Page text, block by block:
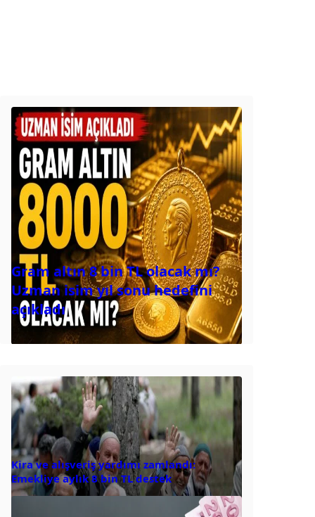
Gram altın 8 bin TL olacak mı?
Uzman isim yıl sonu hedefini
açıkladı
Kira ve alışveriş yardımı zamlandı:
Emekliye aylık 8 bin TL destek